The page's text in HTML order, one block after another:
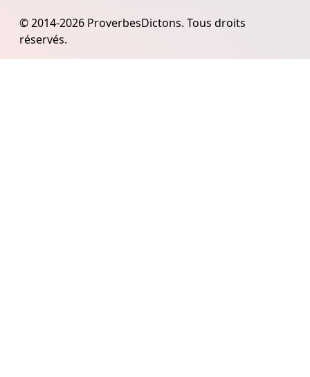
© 2014-2026 ProverbesDictons. Tous droits
réservés.